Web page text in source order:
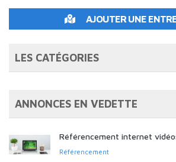
AJOUTER UNE
LES CATÉGORIES
ANNONCES EN VEDETTE
Référencement internet
Référencement